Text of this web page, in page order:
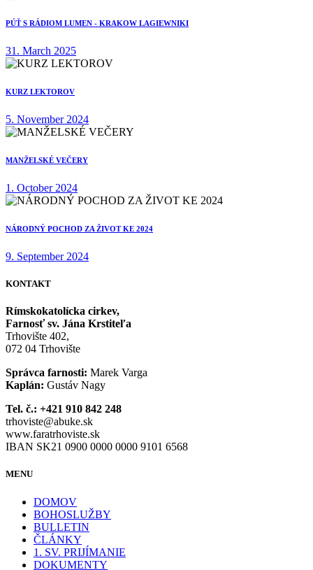
PÚŤ S RÁDIOM LUMEN - KRAKOW LAGIEWNIKI
31. March 2025
KURZ LEKTOROV
5. November 2024
MANŽELSKÉ VEČERY
1. October 2024
NÁRODNÝ POCHOD ZA ŽIVOT KE 2024
9. September 2024
KONTAKT
Rímskokatolícka cirkev,
Farnosť sv. Jána Krstiteľa
Trhovište 402,
072 04 Trhovište
Správca farnosti: Marek Varga
Kaplán: Gustáv Nagy
Tel. č.: +421 910 842 248
trhoviste@abuke.sk
www.faratrhoviste.sk
IBAN SK21 0900 0000 0000 9101 6568
MENU
DOMOV
BOHOSLUŽBY
BULLETIN
ČLÁNKY
1. SV. PRIJÍMANIE
DOKUMENTY